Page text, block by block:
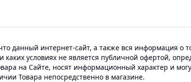
интернет-сайт, а также вся информация о
условиях не является публичной офертой,
на Сайте, носят информационный характер и
Товара непосредственно в магазине.